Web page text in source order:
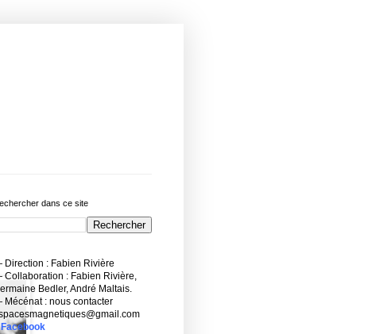
dans ce site
: Fabien Rivière
: Fabien Rivière,
Bedler, André Maltais.
: nous contacter